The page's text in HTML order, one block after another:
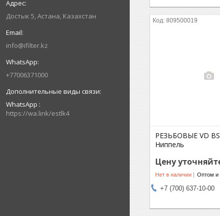
Достык 5, Астана, Казахстан
info@ifilter.kz
+77006371000
WhatsApp
https://wa.link/estlk4
809500019
РЕЗЬБОВЫЕ VD
Ниппель
Цену
Нет в наличии Оптом и
+7 (700) 637-10-00